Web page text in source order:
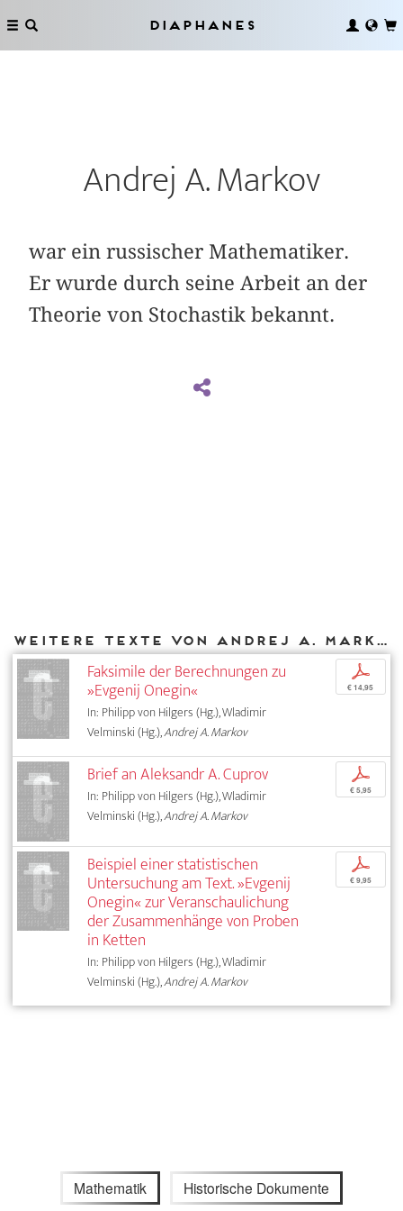
Diaphanes
Andrej A. Markov
war ein russischer Mathematiker.
Er wurde durch seine Arbeit an der
Theorie von Stochastik bekannt.
Weitere Texte von Andrej A. Markov bei DIAPHANES
Faksimile der Berechnungen zu
»Evgenij Onegin«
In: Philipp von Hilgers (Hg.), Wladimir
Velminski (Hg.),Andrej A. Markov
p
€ 14,95
Brief an Aleksandr A. Cuprov
In: Philipp von Hilgers (Hg.), Wladimir
Velminski (Hg.),Andrej A. Markov
p
€ 5,95
Beispiel einer statistischen
Untersuchung am Text. »Evgenij
Onegin« zur Veranschaulichung
der Zusammenhänge von Proben
in Ketten
In: Philipp von Hilgers (Hg.), Wladimir
Velminski (Hg.),Andrej A. Markov
p
€ 9,95
Mathematik Historische Dokumente